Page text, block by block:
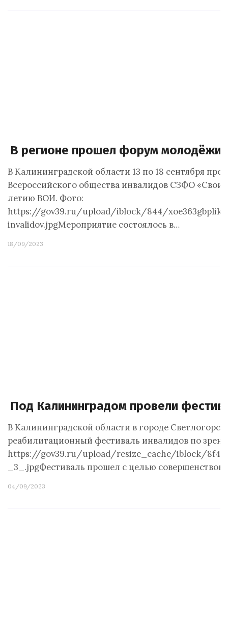
В регионе прошел форум молодёжи
В Калининградской области 13 по 18 сентября
Всероссийского общества инвалидов СЗФО «Свои
летию ВОИ. Фото:
https://gov39.ru/upload/iblock/844/
invalidov.jpgМероприятие состоялось в…
18/09/2023
Под Калининградом провели
В Калининградской области в городе
реабилитационный фестиваль инвалидов по
https://gov39.ru/upload/resize_cache/iblock/8f4/
_3_.jpgФестиваль прошел с целью
04/09/2023